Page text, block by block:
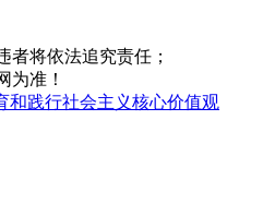
者将依法追究责任；
为准！
和践行社会主义核心价值观